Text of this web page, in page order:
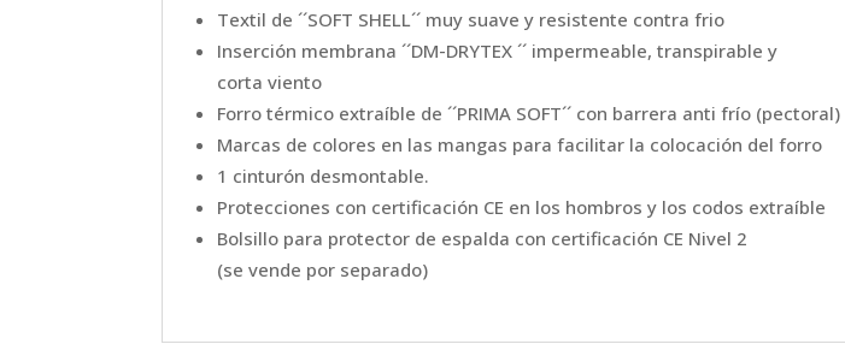
Textil de ´´SOFT SHELL´´ muy suave y resistente contra frio
Inserción membrana ´´DM-DRYTEX ´´ impermeable, transpirable y
corta viento
Forro térmico extraíble de ´´PRIMA SOFT´´ con barrera anti frío (pectoral)
Marcas de colores en las mangas para facilitar la colocación del forro
1 cinturón desmontable.
Protecciones con certificación CE en los hombros y los codos extraíble
Bolsillo para protector de espalda con certificación CE Nivel 2
(se vende por separado)